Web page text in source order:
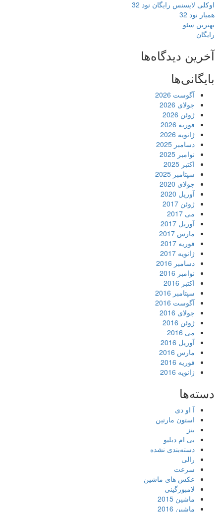
اوکلی لایسنس رایگان نود 32
همیار نود 32
بهترین سئو
رایگان
آخرین دیدگاه‌ها
بایگانی‌ها
آگوست 2026
جولای 2026
ژوئن 2026
فوریه 2026
ژانویه 2026
دسامبر 2025
نوامبر 2025
اکتبر 2025
سپتامبر 2025
جولای 2020
آوریل 2020
ژوئن 2017
می 2017
آوریل 2017
مارس 2017
فوریه 2017
ژانویه 2017
دسامبر 2016
نوامبر 2016
اکتبر 2016
سپتامبر 2016
آگوست 2016
جولای 2016
ژوئن 2016
می 2016
آوریل 2016
مارس 2016
فوریه 2016
ژانویه 2016
دسته‌ها
آ او دی
استون مارتین
بنز
بی ام دبلیو
دسته‌بندی نشده
رالی
سرعت
عکس های ماشین
لامبورگینی
ماشین 2015
ماشین 2016